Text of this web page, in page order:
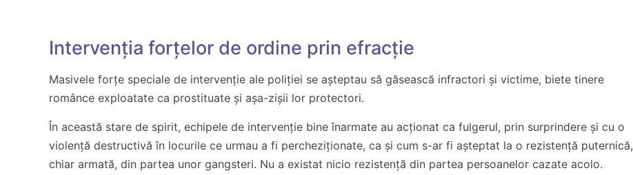
Intervenția forțelor de ordine prin efracție
Masivele forțe speciale de intervenție ale poliției se așteptau să găsească infractori și victime, biete tinere
românce exploatate ca prostituate și așa-zișii lor protectori.
În această stare de spirit, echipele de intervenție bine înarmate au acționat ca fulgerul, prin surprindere și cu o
violență destructivă în locurile ce urmau a fi percheziționate, ca și cum s-ar fi așteptat la o rezistență puternică,
chiar armată, din partea unor gangsteri. Nu a existat nicio rezistență din partea persoanelor cazate acolo.